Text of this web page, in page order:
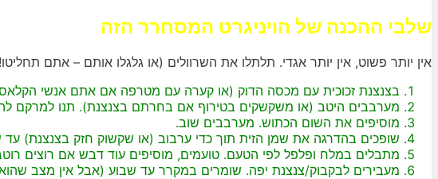
שלבי ההכנה של הויניגרט המסחרר הזה
אין יותר פשוט, אין יותר אגדי. תלתלו את השרוולים (או גלגלו אותם – אתם
בצנצנת זכוכית עם מכסה הדוק (או קערה עם מטרפה אם אתם אנשי
מערבבים היטב (או משקשקים בטירוף אם בחרתם בצנצנת). תנו למרקם
מוסיפים את השום הכתוש. מערבבים שוב.
שופכים בהדרגה את שמן הזית תוך כדי ערבוב (או שקשוק חזק בצנצנת)
מתבלים במלח ופלפל לפי הטעם. טועמים, מוסיפים עוד דבש אם רוצים
מעבירים לבקבוק/צנצנת יפה. שומרים במקרר עד שבוע (אבל אין מצב